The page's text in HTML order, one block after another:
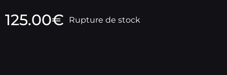
125.00€ Rupture de stock